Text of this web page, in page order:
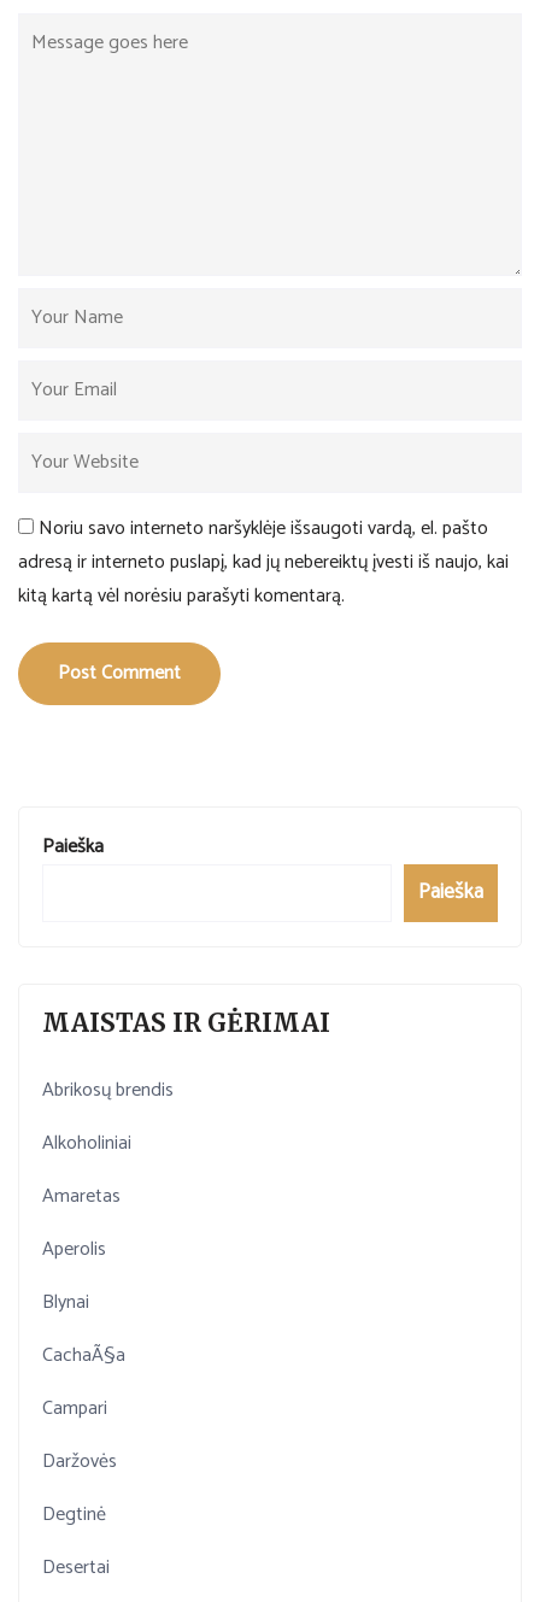
Noriu savo interneto naršyklėje išsaugoti vardą, el. pašto
adresą ir interneto puslapį, kad jų nebereiktų įvesti iš naujo, kai
kitą kartą vėl norėsiu parašyti komentarą.
Post Comment
Paieška
Paieška
MAISTAS IR GĖRIMAI
Abrikosų brendis
Alkoholiniai
Amaretas
Aperolis
Blynai
CachaÃ§a
Campari
Daržovės
Degtinė
Desertai